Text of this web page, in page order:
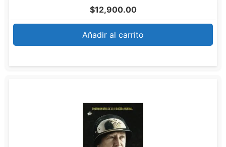
$12,900.00
Añadir al carrito